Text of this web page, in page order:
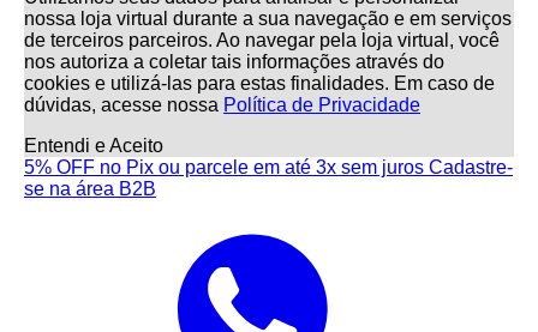
nossa loja virtual durante a sua navegação e em serviços
de terceiros parceiros. Ao navegar pela loja virtual, você
nos autoriza a coletar tais informações através do
cookies e utilizá-las para estas finalidades. Em caso de
dúvidas, acesse nossa Política de Privacidade
Entendi e Aceito
5% OFF no Pix ou parcele em até 3x sem juros Cadastre-
se na área B2B